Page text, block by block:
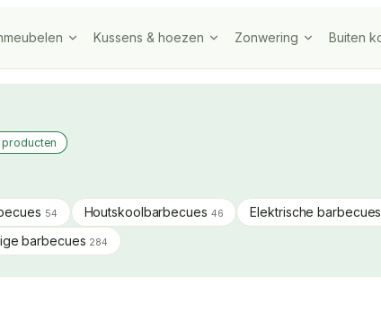
Kussens & hoezen Zonwering Buiten
producten
54 Houtskoolbarbecues 46 Elektrische barbecues
barbecues 284